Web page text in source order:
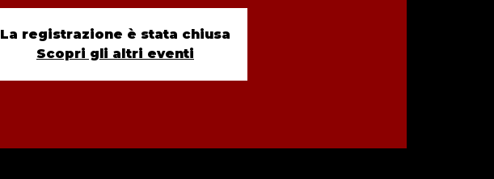
La registrazione è stata chiusa
Scopri gli altri eventi